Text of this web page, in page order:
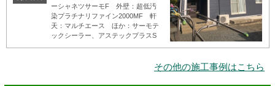
ーシャネツサーモF 外壁：超低汚
染プラチナリファイン2000MF 軒
天：マルチエース ほか：サーモテ
ックシーラー、アステックプラスS
その他の施工事例はこちら